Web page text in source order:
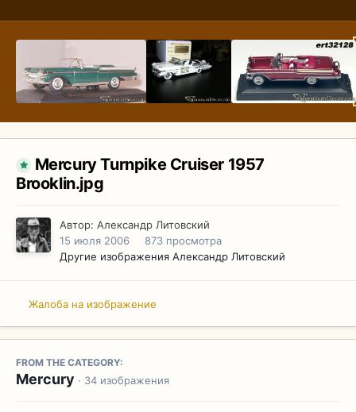
Mercury Turnpike Cruiser 1957
Brooklin.jpg
Автор: Александр Литовский
15 июля 2006
873 просмотра
Другие изображения Александр Литовский
Жалоба на изображение
FROM THE CATEGORY:
Mercury · 34 изображения